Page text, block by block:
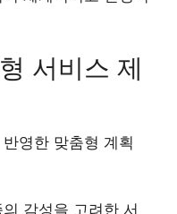
서비스 제
영한 맞춤형 계획
감성을 고려한 서